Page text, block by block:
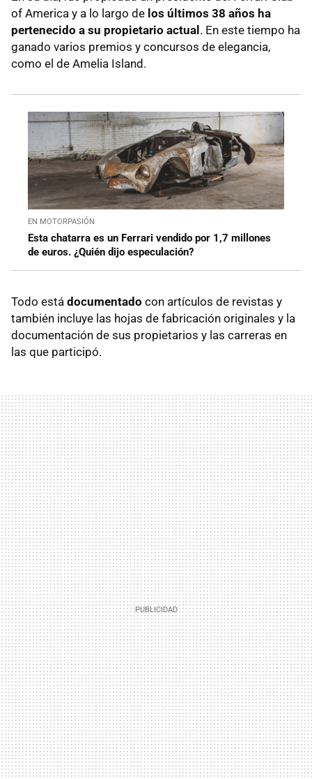
of America y a lo largo de los últimos 38 años ha
pertenecido a su propietario actual. En este tiempo ha
ganado varios premios y concursos de elegancia,
como el de Amelia Island.
EN MOTORPASIÓN
Esta chatarra es un Ferrari vendido por 1,7 millones
de euros. ¿Quién dijo especulación?
Todo está documentado con artículos de revistas y
también incluye las hojas de fabricación originales y la
documentación de sus propietarios y las carreras en
las que participó.